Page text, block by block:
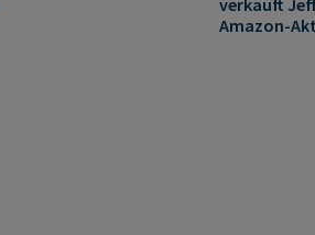
verkauft
Amazon-